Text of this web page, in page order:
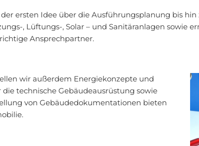
der ersten Idee über die Ausführungsplanung bis
, Lüftungs-, Solar – und Sanitäranlagen sowie
Ansprechpartner.
wir außerdem Energiekonzepte und
technische Gebäudeausrüstung sowie
von Gebäudedokumentationen bieten